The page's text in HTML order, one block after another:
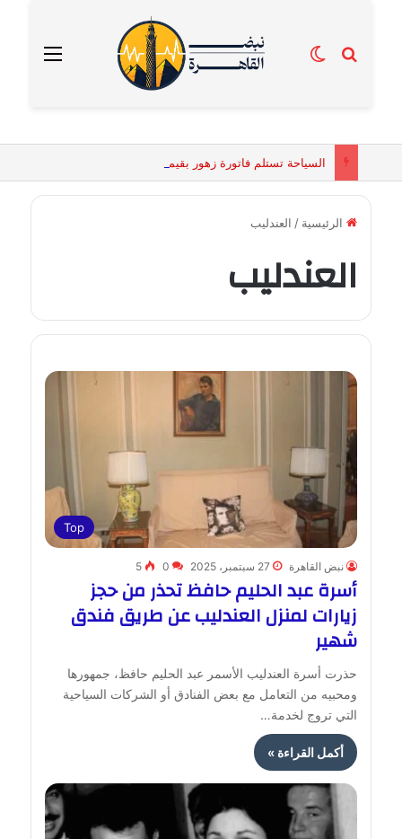
القائمة بحث عنالوضع المظلم
الرئيسية / العندليب
العندليب
Top
نبض القاهرة 27 سبتمبر، 2025 0
5
أسرة عبد الحليم حافظ تحذر من حجز
زيارات لمنزل العندليب عن طريق فندق
شهير
حذرت أسرة العندليب الأسمر عبد الحليم حافظ، جمهورها
ومحبيه من التعامل مع بعض الفنادق أو الشركات السياحية
التي تروج لخدمة…
أكمل القراءة »